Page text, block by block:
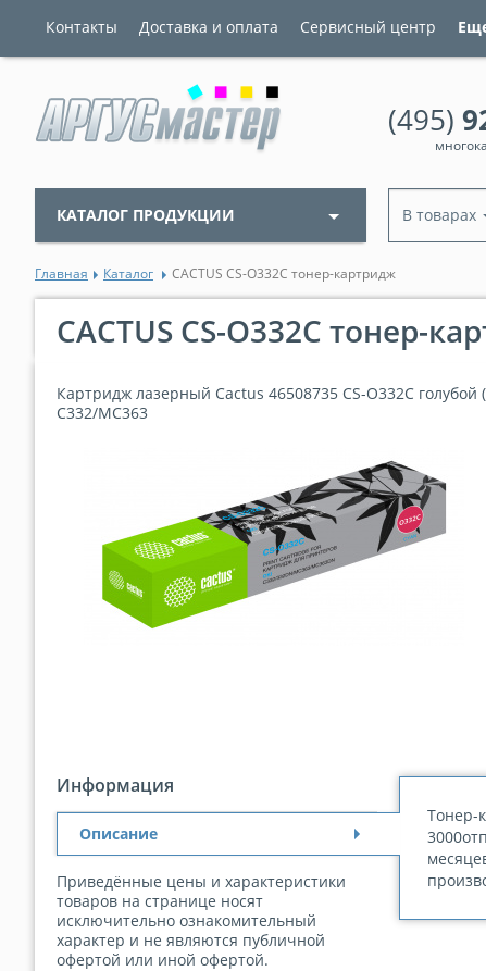
Контакты Доставка и оплата Сервисный центр
(495)
КАТАЛОГ ПРОДУКЦИИ В товарах
Главная Каталог CACTUS CS-O332C тонер-картридж
CACTUS CS-O332C тонер-
Картридж лазерный Cactus 46508735 CS-O332C
C332/MC363
Информация
Описание
Приведённые цены и характеристики
товаров на странице носят
исключительно ознакомительный
характер и не являются публичной
офертой или иной офертой.
Тонер-